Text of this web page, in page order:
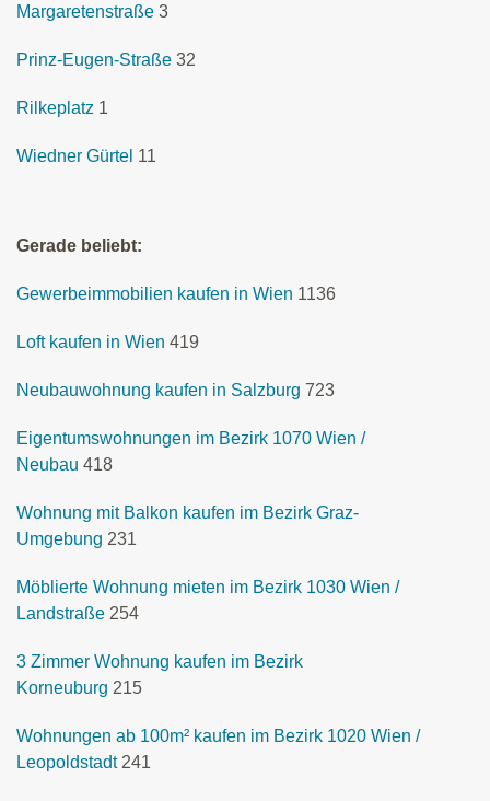
Margaretenstraße 3
Prinz-Eugen-Straße 32
Rilkeplatz 1
Wiedner Gürtel 11
Gerade beliebt:
Gewerbeimmobilien kaufen in Wien 1136
Loft kaufen in Wien 419
Neubauwohnung kaufen in Salzburg 723
Eigentumswohnungen im Bezirk 1070 Wien /
Neubau 418
Wohnung mit Balkon kaufen im Bezirk Graz-
Umgebung 231
Möblierte Wohnung mieten im Bezirk 1030 Wien /
Landstraße 254
3 Zimmer Wohnung kaufen im Bezirk
Korneuburg 215
Wohnungen ab 100m² kaufen im Bezirk 1020 Wien /
Leopoldstadt 241